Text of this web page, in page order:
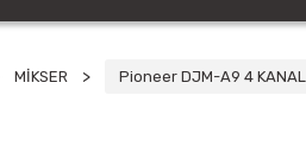
MİKSER Pioneer DJM-A9 4 KANAL